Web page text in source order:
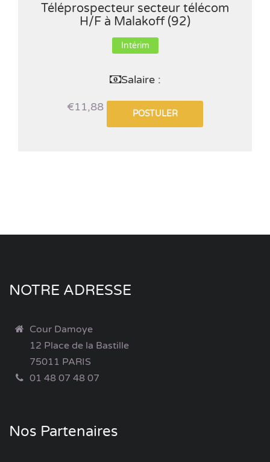
Téléprospecteur secteur télécom
H/F à Malakoff (92)
Intérim
Salaire :
€11,88
POSTULER
NOTRE ADRESSE
Cour Damoye
12 Place de la Bastille
75011 PARIS
01 48 07 48 07
Nos Partenaires